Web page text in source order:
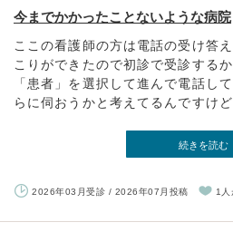
今までかかったことないような病院
ここの看護師の方は電話の受け答
こりができたので初診で受診する
「患者」を選択して進んで電話し
らに伺おうかと考えてるんですけ
続きを読む
2026年03月受診 / 2026年07月投稿 1人